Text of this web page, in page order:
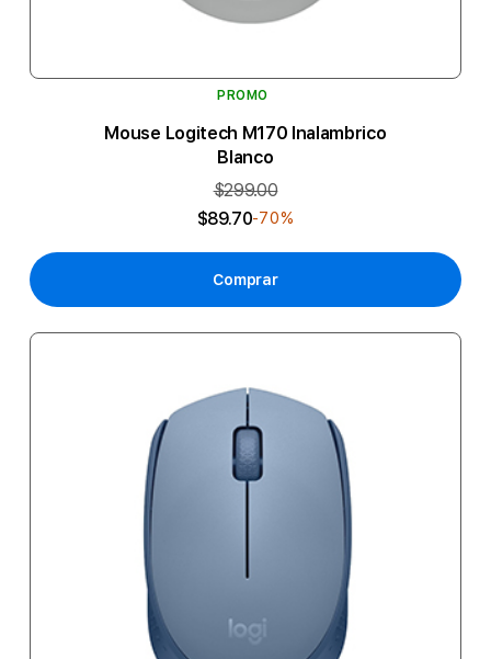
PROMO
Mouse Logitech M170 Inalambrico
Blanco
$299.00
$89.70-70%
Comprar